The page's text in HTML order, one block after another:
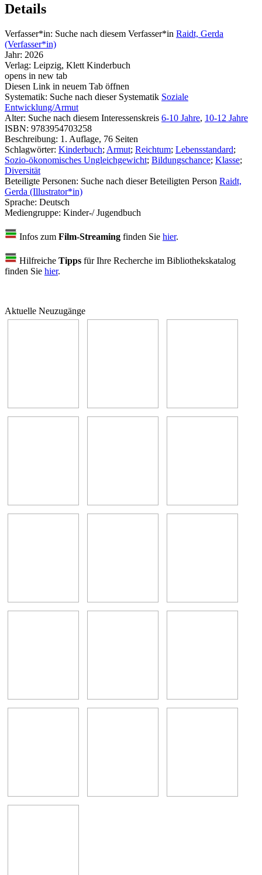
Details
Verfasser*in: Suche nach diesem Verfasser*in Raidt, Gerda
(Verfasser*in)
Jahr: 2026
Verlag: Leipzig, Klett Kinderbuch
opens in new tab
Diesen Link in neuem Tab öffnen
Systematik: Suche nach dieser Systematik Soziale
Entwicklung/Armut
Alter: Suche nach diesem Interessenskreis 6-10 Jahre, 10-12 Jahre
ISBN: 9783954703258
Beschreibung: 1. Auflage, 76 Seiten
Schlagwörter: Kinderbuch; Armut; Reichtum; Lebensstandard;
Sozio-ökonomisches Ungleichgewicht; Bildungschance; Klasse;
Diversität
Beteiligte Personen: Suche nach dieser Beteiligten Person Raidt,
Gerda (Illustrator*in)
Sprache: Deutsch
Mediengruppe: Kinder-/ Jugendbuch
Infos zum Film-Streaming finden Sie hier.
Hilfreiche Tipps für Ihre Recherche im Bibliothekskatalog
finden Sie hier.
Aktuelle Neuzugänge